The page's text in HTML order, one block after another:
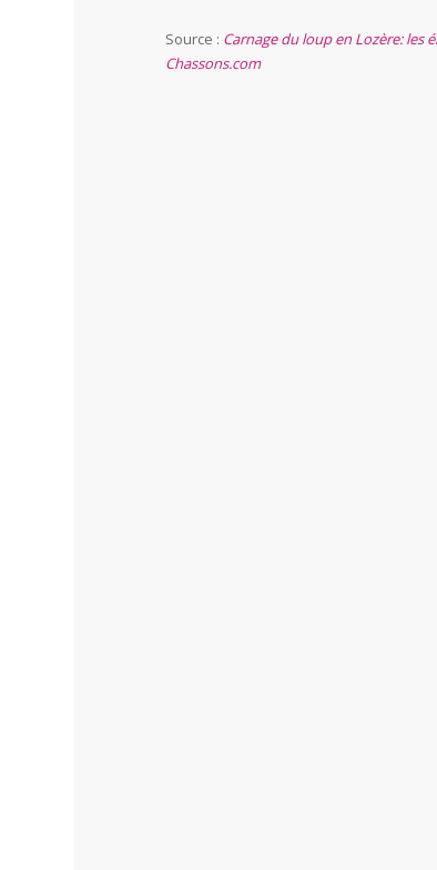
Source : Carnage du loup en Lozère: les
Chassons.com